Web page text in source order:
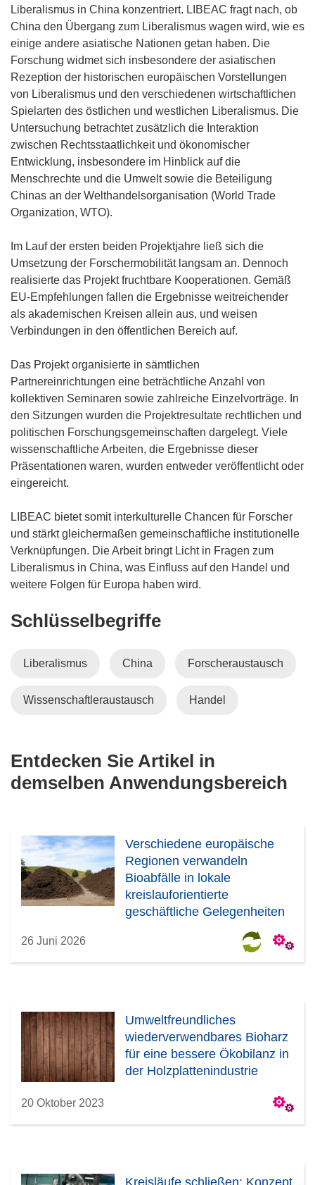
f
n
e
t
i
n
n
e
u
e
m
F
s
t
e
r
)
Liberalismus in China konzentriert. LIBEAC fragt nach, ob
China den Übergang zum Liberalismus wagen wird, wie es
einige andere asiatische Nationen getan haben. Die
Forschung widmet sich insbesondere der asiatischen
Rezeption der historischen europäischen Vorstellungen
von Liberalismus und den verschiedenen wirtschaftlichen
Spielarten des östlichen und westlichen Liberalismus. Die
Untersuchung betrachtet zusätzlich die Interaktion
zwischen Rechtsstaatlichkeit und ökonomischer
Entwicklung, insbesondere im Hinblick auf die
Menschrechte und die Umwelt sowie die Beteiligung
Chinas an der Welthandelsorganisation (World Trade
Organization, WTO).
Im Lauf der ersten beiden Projektjahre ließ sich die
Umsetzung der Forschermobilität langsam an. Dennoch
realisierte das Projekt fruchtbare Kooperationen. Gemäß
EU-Empfehlungen fallen die Ergebnisse weitreichender
als akademischen Kreisen allein aus, und weisen
Verbindungen in den öffentlichen Bereich auf.
Das Projekt organisierte in sämtlichen
Partnereinrichtungen eine beträchtliche Anzahl von
kollektiven Seminaren sowie zahlreiche Einzelvorträge. In
den Sitzungen wurden die Projektresultate rechtlichen und
politischen Forschungsgemeinschaften dargelegt. Viele
wissenschaftliche Arbeiten, die Ergebnisse dieser
Präsentationen waren, wurden entweder veröffentlicht oder
eingereicht.
LIBEAC bietet somit interkulturelle Chancen für Forscher
und stärkt gleichermaßen gemeinschaftliche institutionelle
Verknüpfungen. Die Arbeit bringt Licht in Fragen zum
Liberalismus in China, was Einfluss auf den Handel und
weitere Folgen für Europa haben wird.
Schlüsselbegriffe
Liberalismus China Forscheraustausch
Wissenschaftleraustausch Handel
Entdecken Sie Artikel in
demselben Anwendungsbereich
Verschiedene europäische
Regionen verwandeln
Bioabfälle in lokale
kreislauforientierte
geschäftliche Gelegenheiten
26 Juni 2026
Umweltfreundliches
wiederverwendbares Bioharz
für eine bessere Ökobilanz in
der Holzplattenindustrie
20 Oktober 2023
Kreisläufe schließen: Konzept